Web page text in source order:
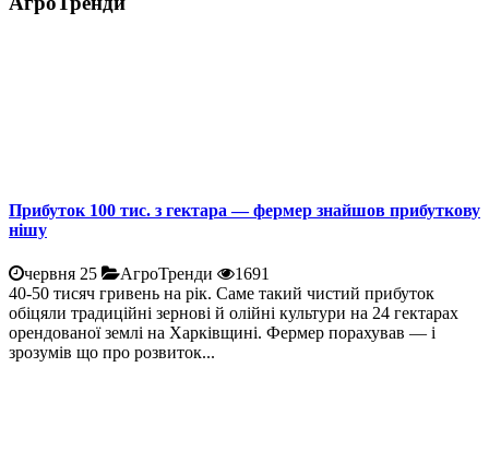
Прибуток 100 тис. з гектара — фермер знайшов прибуткову
нішу
червня 25 АгроТренди
1691
40-50 тисяч гривень на рік. Саме такий чистий прибуток
обіцяли традиційні зернові й олійні культури на 24 гектарах
орендованої землі на Харківщині. Фермер порахував — і
зрозумів що про розвиток...